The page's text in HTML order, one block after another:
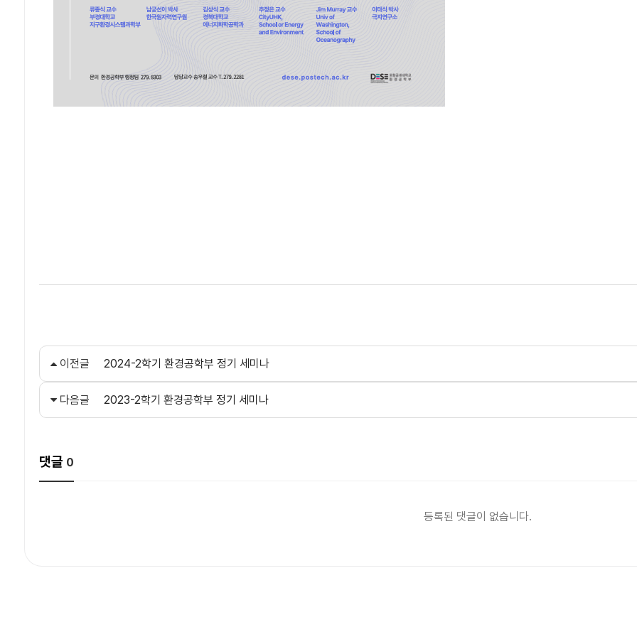
이전글 2024-2학기 환경공학부 정기 세미나
다음글 2023-2학기 환경공학부 정기 세미나
댓글 0
등록된 댓글이 없습니다.